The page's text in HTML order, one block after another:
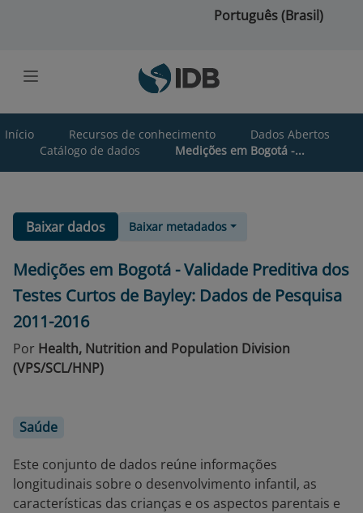
Português (Brasil)
Início Recursos de conhecimento
Dados Abertos
Catálogo de dados
Medições em Bogotá -...
Baixar dados Baixar metadados
Medições em Bogotá - Validade Preditiva dos
Testes Curtos de Bayley: Dados de Pesquisa
2011-2016
Por Health, Nutrition and Population Division
(VPS/SCL/HNP)
Saúde
Este conjunto de dados reúne informações
longitudinais sobre o desenvolvimento infantil, as
características das crianças e os aspectos parentais e